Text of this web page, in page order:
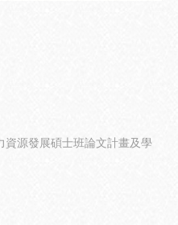
資源發展碩士班論文計畫及學